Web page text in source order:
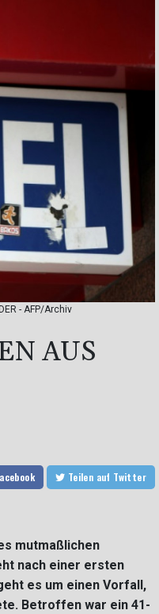
- AFP/Archiv
AUS
Teilen auf Twitter
mutmaßlichen
nach einer ersten
es um einen Vorfall,
Betroffen war ein 41-